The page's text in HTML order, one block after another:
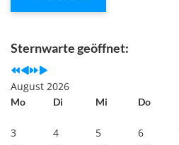
Sternwarte geöffnet:
Year
Month
August 2026
Mo Di Mi Do
3
4 5 6